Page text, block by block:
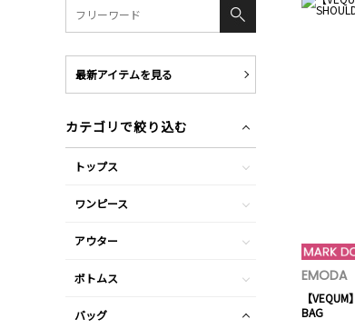
EMODA
【
BAG
最新アイテムを見る
カテゴリで絞り込む
トップス
ワンピース
アウター
ボトムス
バッグ